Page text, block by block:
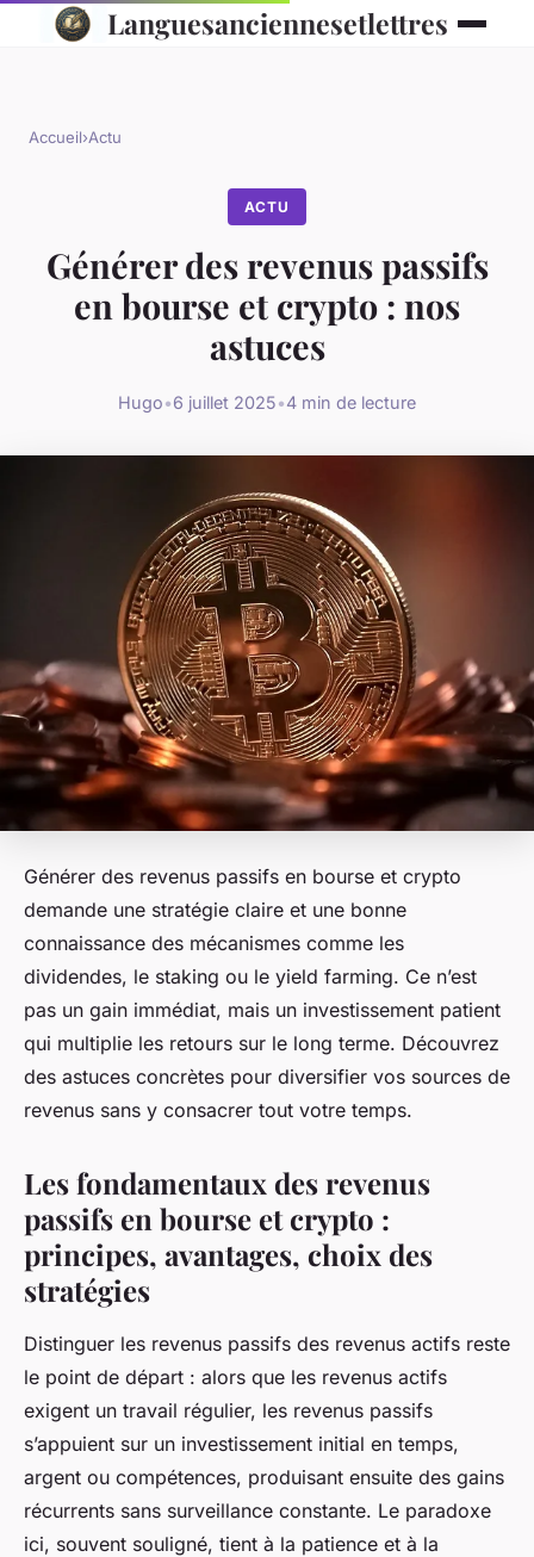
Languesanciennesetlettres
Accueil›Actu
ACTU
Générer des revenus passifs
en bourse et crypto : nos
astuces
Hugo•6 juillet 2025•4 min de lecture
Générer des revenus passifs en bourse et crypto
demande une stratégie claire et une bonne
connaissance des mécanismes comme les
dividendes, le staking ou le yield farming. Ce n’est
pas un gain immédiat, mais un investissement patient
qui multiplie les retours sur le long terme. Découvrez
des astuces concrètes pour diversifier vos sources de
revenus sans y consacrer tout votre temps.
Les fondamentaux des revenus
passifs en bourse et crypto :
principes, avantages, choix des
stratégies
Distinguer les revenus passifs des revenus actifs reste
le point de départ : alors que les revenus actifs
exigent un travail régulier, les revenus passifs
s’appuient sur un investissement initial en temps,
argent ou compétences, produisant ensuite des gains
récurrents sans surveillance constante. Le paradoxe
ici, souvent souligné, tient à la patience et à la